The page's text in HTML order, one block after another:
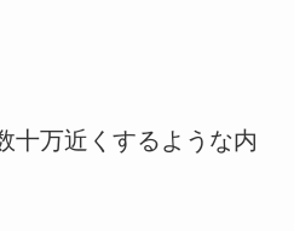
十万近くするような内